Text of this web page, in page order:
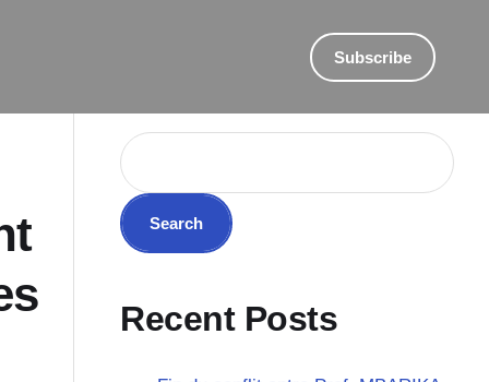
Subscribe
Search
Recent Posts